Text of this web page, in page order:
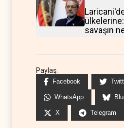
savaşın
Paylaş:
Facebook
WhatsApp
X Telegram